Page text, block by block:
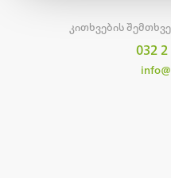
კითხვების
032 2